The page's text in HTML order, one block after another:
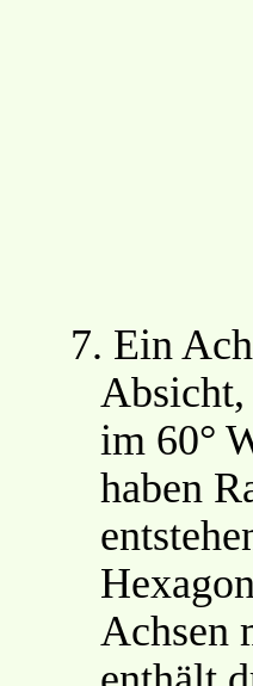
7. Ein
Absicht,
im 60°
haben
Achsen